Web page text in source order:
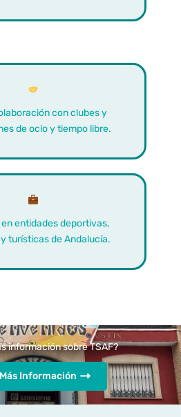
con clubes y
de ocio y tiempo libre.
entidades deportivas,
turísticas de Andalucía.
información sobre TSAF?
Información